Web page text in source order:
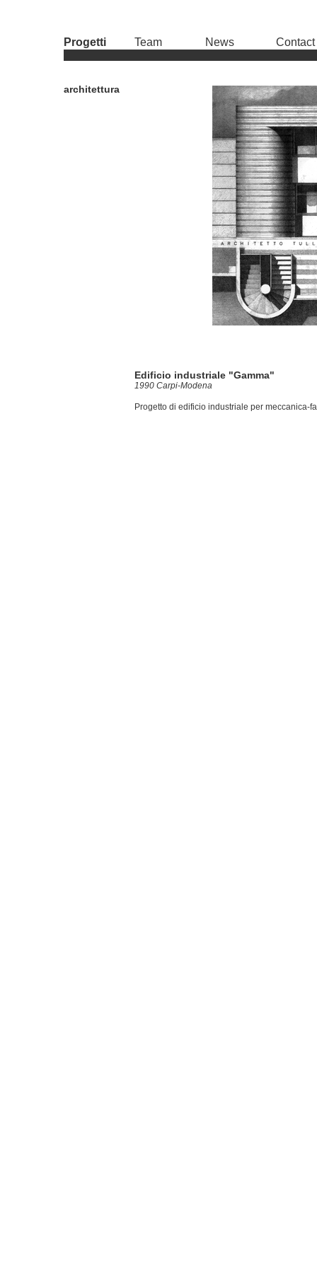
Progetti Team News Contact
architettura
Edificio industriale "Gamma"
1990 Carpi-Modena
Progetto di edificio industriale per meccanica-